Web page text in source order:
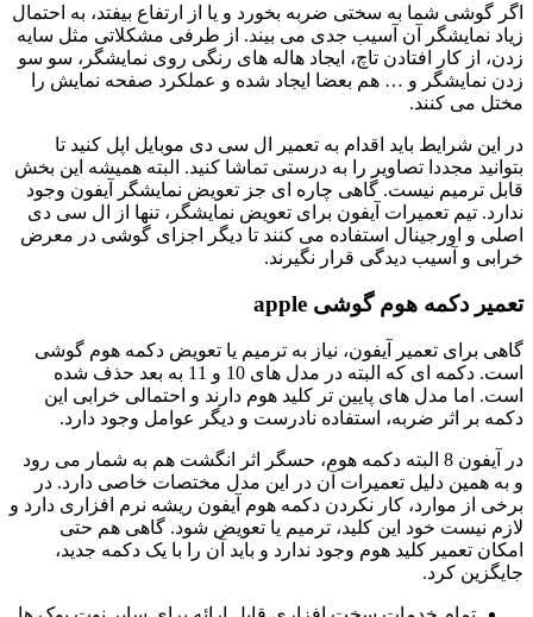
اگر گوشی شما به سختی ضربه بخورد و یا از ارتفاع بیفتد، به احتمال
زیاد نمایشگر آن آسیب جدی می بیند. از طرفی مشکلاتی مثل سایه
زدن، از کار افتادن تاچ، ایجاد هاله های رنگی روی نمایشگر، سو سو
زدن نمایشگر و … هم بعضا ایجاد شده و عملکرد صفحه نمایش را
مختل می کنند.
در این شرایط باید اقدام به تعمیر ال سی دی موبایل اپل کنید تا
بتوانید مجددا تصاویر را به درستی تماشا کنید. البته همیشه این بخش
قابل ترمیم نیست. گاهی چاره ای جز تعویض نمایشگر آیفون وجود
ندارد. تیم تعمیرات آیفون برای تعویض نمایشگر، تنها از ال سی دی
اصلی و اورجینال استفاده می کنند تا دیگر اجزای گوشی در معرض
خرابی و آسیب دیدگی قرار نگیرند.
تعمیر دکمه هوم گوشی apple
گاهی برای تعمیر آیفون، نیاز به ترمیم یا تعویض دکمه هوم گوشی
است. دکمه ای که البته در مدل های 10 و 11 به بعد حذف شده
است. اما مدل های پایین تر کلید هوم دارند و احتمالی خرابی این
دکمه بر اثر ضربه، استفاده نادرست و دیگر عوامل وجود دارد.
در آیفون 8 البته دکمه هوم، حسگر اثر انگشت هم به شمار می رود
و به همین دلیل تعمیرات آن در این مدل مختصات خاصی دارد. در
برخی از موارد، کار نکردن دکمه هوم آیفون ریشه نرم افزاری دارد و
لازم نیست خود این کلید، ترمیم یا تعویض شود. گاهی هم حتی
امکان تعمیر کلید هوم وجود ندارد و باید آن را با یک دکمه جدید،
جایگزین کرد.